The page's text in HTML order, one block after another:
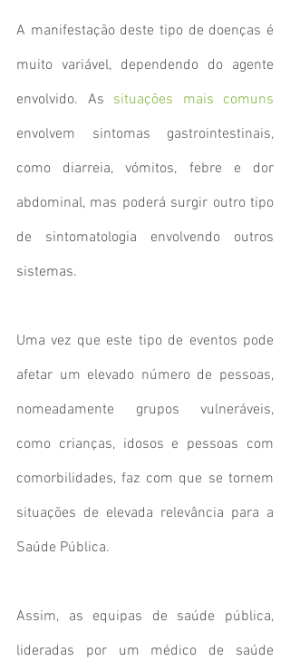
A manifestação deste tipo de doenças é
muito variável, dependendo do agente
envolvido. As situações mais comuns
envolvem sintomas gastrointestinais,
como diarreia, vómitos, febre e dor
abdominal, mas poderá surgir outro tipo
de sintomatologia envolvendo outros
sistemas.
Uma vez que este tipo de eventos pode
afetar um elevado número de pessoas,
nomeadamente grupos vulneráveis,
como crianças, idosos e pessoas com
comorbilidades, faz com que se tornem
situações de elevada relevância para a
Saúde Pública.
Assim, as equipas de saúde pública,
lideradas por um médico de saúde